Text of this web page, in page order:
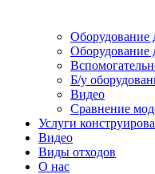
Оборудование
Оборудование
Б/у
Видео
Сравнение
Услуги
Видео
Виды отходов
О нас